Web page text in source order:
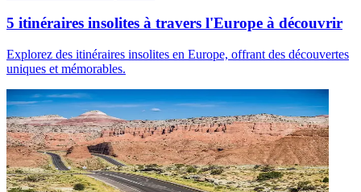
5 itinéraires insolites à travers l'Europe à découvrir
Explorez des itinéraires insolites en Europe, offrant des découvertes
uniques et mémorables.